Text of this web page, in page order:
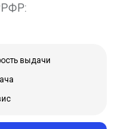
выдачи